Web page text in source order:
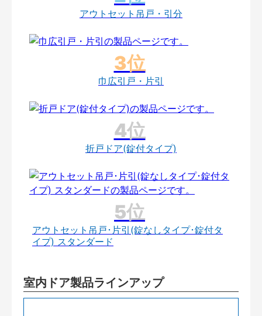
アウトセット吊戸・引分
巾広引戸・片引
折戸ドア(錠付タイプ)
アウトセット吊戸･片引(錠なしタイプ･錠付タ
イプ) スタンダード
室内ドア製品ラインアップ